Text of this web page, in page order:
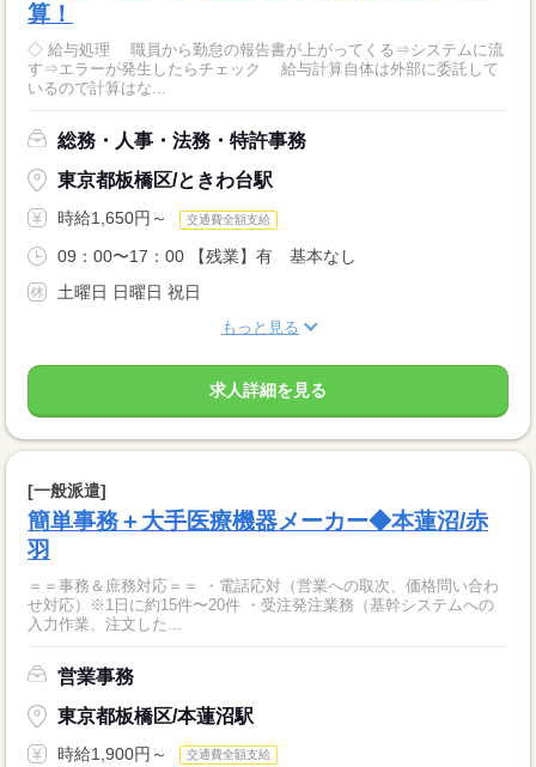
算！
◇ 給与処理 職員から勤怠の報告書が上がってくる⇒システムに流
す⇒エラーが発生したらチェック 給与計算自体は外部に委託して
いるので計算はな...
総務・人事・法務・特許事務
東京都板橋区/ときわ台駅
時給1,650円～ 交通費全額支給
09：00〜17：00 【残業】有 基本なし
土曜日 日曜日 祝日
もっと見る
求人詳細を見る
[一般派遣]
簡単事務＋大手医療機器メーカー◆本蓮沼/赤
羽
＝＝事務＆庶務対応＝＝ ・電話応対（営業への取次、価格問い合わ
せ対応）※1日に約15件〜20件 ・受注発注業務（基幹システムへの
入力作業、注文した...
営業事務
東京都板橋区/本蓮沼駅
時給1,900円～ 交通費全額支給